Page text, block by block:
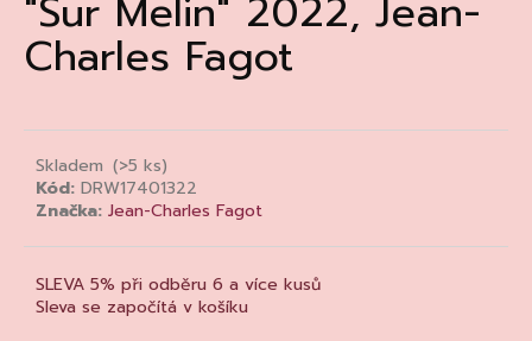
"Sur Melin" 2022, Jean-
Charles Fagot
Skladem (>5 ks)
Kód: DRW17401322
Značka: Jean-Charles Fagot
SLEVA 5% při odběru 6 a více kusů
Sleva se započítá v košíku
a
j
t
?
HLEDAT